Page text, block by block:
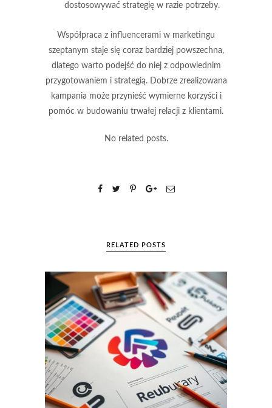
dostosowywać strategię w razie potrzeby.
Współpraca z influencerami w marketingu
szeptanym staje się coraz bardziej powszechna,
dlatego warto podejść do niej z odpowiednim
przygotowaniem i strategią. Dobrze zrealizowana
kampania może przynieść wymierne korzyści i
pomóc w budowaniu trwałej relacji z klientami.
No related posts.
RELATED POSTS